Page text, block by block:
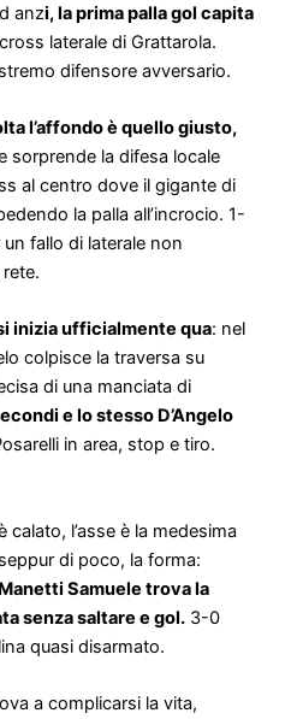
anzi, la prima palla gol capita
laterale di Grattarola.
difensore avversario.
l’affondo è quello giusto,
sorprende la difesa locale
al centro dove il gigante di
la palla all’incrocio. 1-
fallo di laterale non
inizia ufficialmente qua: nel
colpisce la traversa su
di una manciata di
e lo stesso D’Angelo
in area, stop e tiro.
l’asse è la medesima
di poco, la forma:
Samuele trova la
senza saltare e gol. 3-0
quasi disarmato.
a complicarsi la vita,